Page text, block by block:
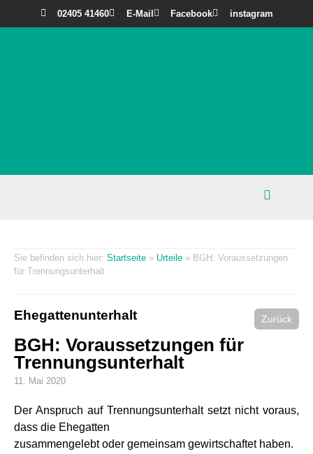
02405 41460 E-Mail Facebook instagram
Startseite » Urteile » BGH: Voraussetzungen
für Trennungsunterhalt
Ehegattenunterhalt Zurück
BGH: Voraussetzungen für
Trennungsunterhalt
11. Mai 2020
Der Anspruch auf Trennungsunterhalt setzt nicht voraus,
dass die Ehegatten
zusammengelebt oder gemeinsam gewirtschaftet haben.